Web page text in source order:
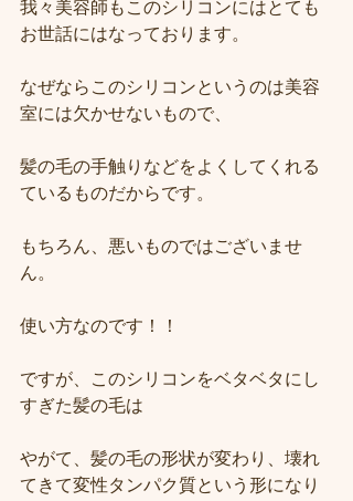
我々美容師もこのシリコンにはとても
お世話にはなっております。
なぜならこのシリコンというのは美容
室には欠かせないもので、
髪の毛の手触りなどをよくしてくれる
ているものだからです。
もちろん、悪いものではございませ
ん。
使い方なのです！！
ですが、このシリコンをベタベタにし
すぎた髪の毛は
やがて、髪の毛の形状が変わり、壊れ
てきて変性タンパク質という形になり